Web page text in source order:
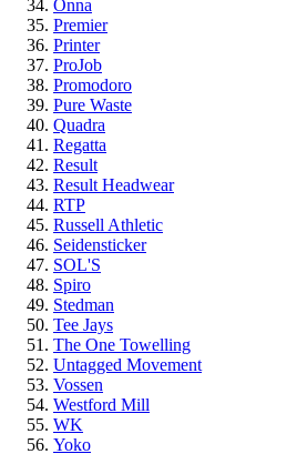
Onna
Premier
Printer
ProJob
Promodoro
Pure Waste
Quadra
Regatta
Result
Result Headwear
RTP
Russell Athletic
Seidensticker
SOL'S
Spiro
Stedman
Tee Jays
The One Towelling
Untagged Movement
Vossen
Westford Mill
WK
Yoko